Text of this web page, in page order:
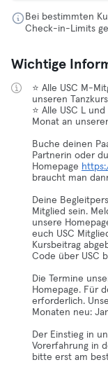
Bei bestimmten
Check-in-Limits
Wichtige
⭐️ Alle USC M-
unseren
⭐️ Alle USC L
Monat an
Buche deinen
Partnerin oder
Homepage
braucht man
Deine
Mitglied sein.
unsere
euch USC
Kursbeitrag
Code über USC
Die Termine
Homepage. Für
erforderlich.
Monaten neu:
Der Einstieg in
Vorerfahrung in
bitte erst am